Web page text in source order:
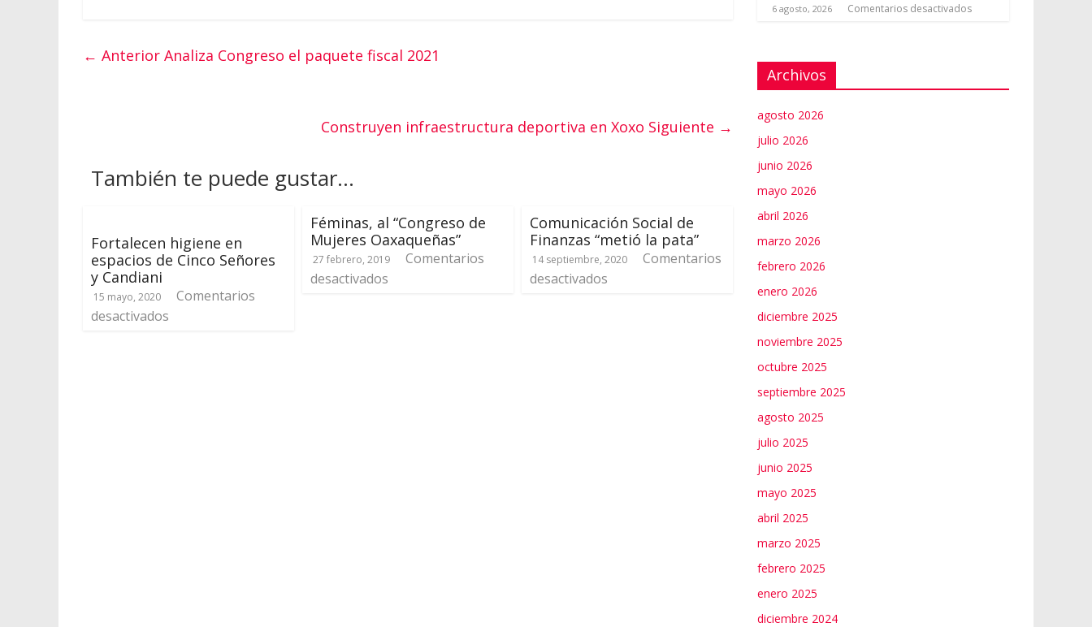
← Anterior Analiza Congreso el paquete fiscal 2021
Construyen infraestructura deportiva en Xoxo Siguiente →
También te puede gustar...
Fortalecen higiene en
espacios de Cinco Señores
y Candiani
15 mayo, 2020
Comentarios
desactivados
Féminas, al “Congreso de
Mujeres Oaxaqueñas”
27 febrero, 2019
Comentarios
desactivados
Comunicación Social de
Finanzas “metió la pata”
14 septiembre, 2020
Comentarios
desactivados
6 agosto, 2026 Comentarios desactivados
Archivos
agosto 2026
julio 2026
junio 2026
mayo 2026
abril 2026
marzo 2026
febrero 2026
enero 2026
diciembre 2025
noviembre 2025
octubre 2025
septiembre 2025
agosto 2025
julio 2025
junio 2025
mayo 2025
abril 2025
marzo 2025
febrero 2025
enero 2025
diciembre 2024